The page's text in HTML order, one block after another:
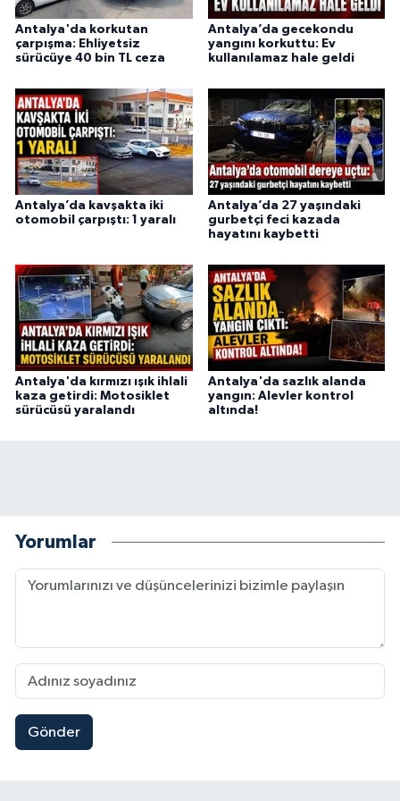
Antalya'da korkutan
çarpışma: Ehliyetsiz
sürücüye 40 bin TL ceza
Antalya’da gecekondu
yangını korkuttu: Ev
kullanılamaz hale geldi
Antalya’da kavşakta iki
otomobil çarpıştı: 1 yaralı
Antalya’da 27 yaşındaki
gurbetçi feci kazada
hayatını kaybetti
Antalya'da kırmızı ışık ihlali
kaza getirdi: Motosiklet
sürücüsü yaralandı
Antalya'da sazlık alanda
yangın: Alevler kontrol
altında!
Yorumlar
Gönder